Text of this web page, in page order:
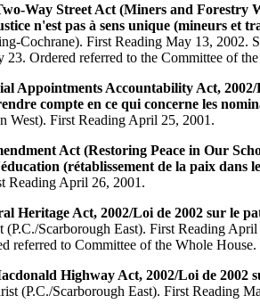
Way Street Act (Miners and Forestry
n'est pas à sens unique (mineurs et
Cochrane). First Reading May 13, 2002.
Ordered referred to the Committee of
Appointments Accountability Act, 2002/
compte en ce qui concerne les
West). First Reading April 25, 2001.
Act (Restoring Peace in Our
(rétablissement de la paix dans
Reading April 26, 2001.
Heritage Act, 2002/Loi de 2002 sur le
(P.C./Scarborough East). First Reading
referred to Committee of the Whole House.
Highway Act, 2002/Loi de 2002
(P.C./Scarborough East). First Reading